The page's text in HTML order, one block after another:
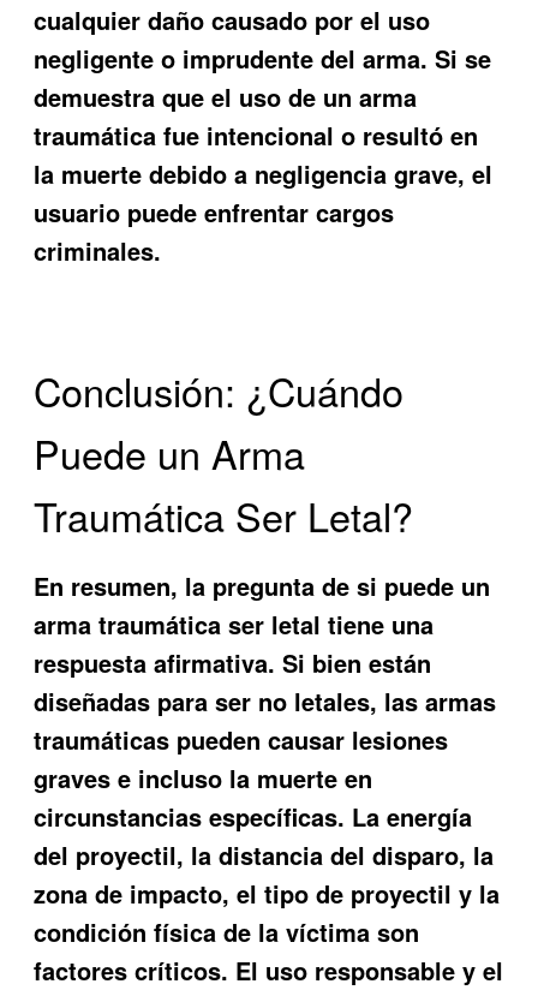
cualquier daño causado por el uso
negligente o imprudente del arma. Si se
demuestra que el uso de un arma
traumática fue intencional o resultó en
la muerte debido a negligencia grave, el
usuario puede enfrentar cargos
criminales.
Conclusión: ¿Cuándo
Puede un Arma
Traumática Ser Letal?
En resumen, la pregunta de si puede un
arma traumática ser letal tiene una
respuesta afirmativa. Si bien están
diseñadas para ser no letales, las armas
traumáticas pueden causar lesiones
graves e incluso la muerte en
circunstancias específicas. La energía
del proyectil, la distancia del disparo, la
zona de impacto, el tipo de proyectil y la
condición física de la víctima son
factores críticos. El uso responsable y el